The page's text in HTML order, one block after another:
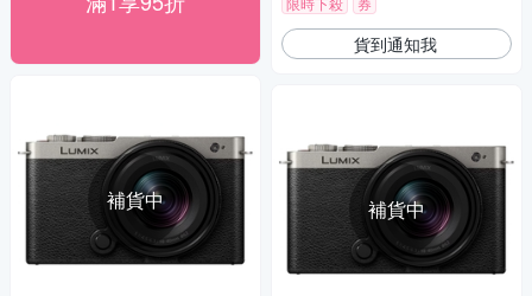
補貨中
貨到通知我
補貨中